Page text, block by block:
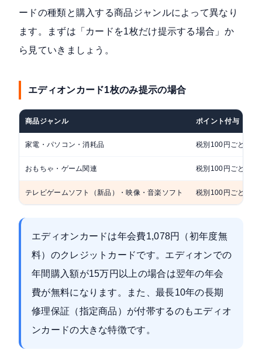
ードの種類と購入する商品ジャンルによって異なり
ます。まずは「カードを1枚だけ提示する場合」か
ら見ていきましょう。
エディオンカード1枚のみ提示の場合
商品ジャンル ポイント付与
家電・パソコン・消耗品 税別100円ごとに1
おもちゃ・ゲーム関連 税別100円ごとに3
テレビゲームソフト（新品）・映像・音楽ソフト 税別100円ごとに5
エディオンカードは年会費1,078円（初年度無
料）のクレジットカードです。エディオンでの
年間購入額が15万円以上の場合は翌年の年会
費が無料になります。また、最長10年の長期
修理保証（指定商品）が付帯するのもエディオ
ンカードの大きな特徴です。